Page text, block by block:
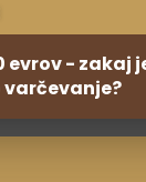
evrov - zakaj
varčevanje?